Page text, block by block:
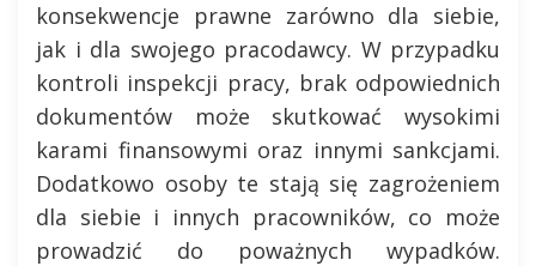
konsekwencje prawne zarówno dla siebie,
jak i dla swojego pracodawcy. W przypadku
kontroli inspekcji pracy, brak odpowiednich
dokumentów może skutkować wysokimi
karami finansowymi oraz innymi sankcjami.
Dodatkowo osoby te stają się zagrożeniem
dla siebie i innych pracowników, co może
prowadzić do poważnych wypadków.